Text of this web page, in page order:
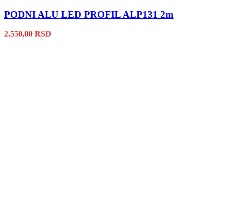
PODNI ALU LED PROFIL ALP131 2m
2.550,00 RSD